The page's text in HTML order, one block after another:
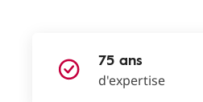
75 ans
d'expertise